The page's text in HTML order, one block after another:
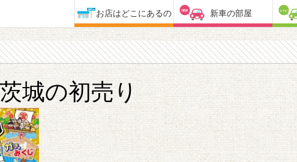
お店はどこにあるの 新車の部屋
城の初売り